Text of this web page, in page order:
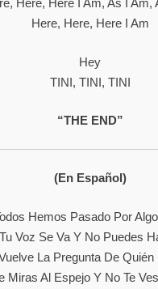
Here, Here I Am, As I Am,
Here, Here, Here I Am
Hey
TINI, TINI, TINI
“THE END”
(En Español)
Hemos Pasado Por
Tu Voz Se Va Y No Puedes
La Pregunta De Quién
Miras Al Espejo Y No Te